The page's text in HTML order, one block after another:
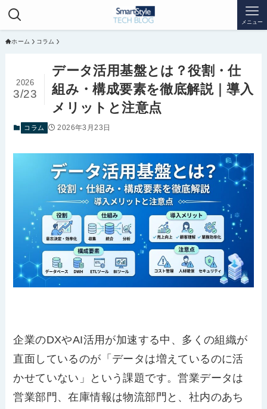
メニュー
ホーム コラム
データ活用基盤とは？役割・仕
組み・構成要素を徹底解説｜導入
メリットと注意点
2026
3/23
コラム 2026年3月23日
企業のDXやAI活用が加速する中、多くの組織が
直面しているのが「データは増えているのに活
かせていない」という課題です。営業データは
営業部門、在庫情報は物流部門と、社内のあち